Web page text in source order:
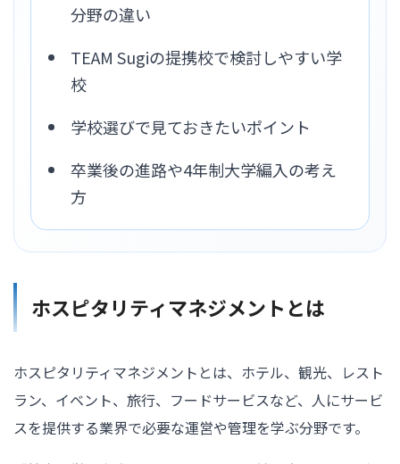
分野の違い
TEAM Sugiの提携校で検討しやすい学
校
学校選びで見ておきたいポイント
卒業後の進路や4年制大学編入の考え
方
ホスピタリティマネジメントとは
ホスピタリティマネジメントとは、ホテル、観光、レスト
ラン、イベント、旅行、フードサービスなど、人にサービ
スを提供する業界で必要な運営や管理を学ぶ分野です。